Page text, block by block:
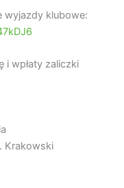
wyjazdy klubowe:
i wpłaty zaliczki
Krakowski